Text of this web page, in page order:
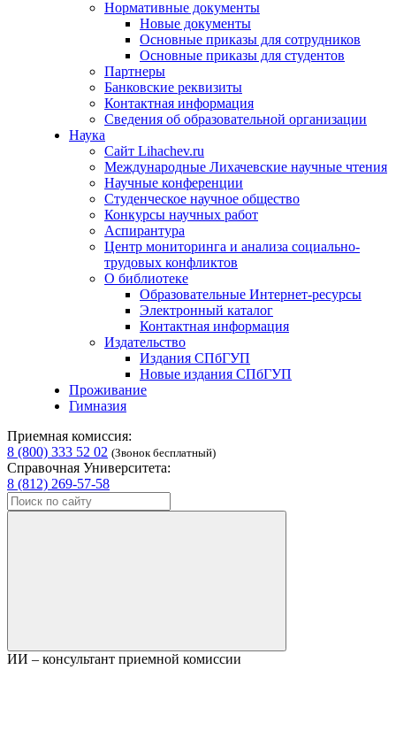
Нормативные документы
Новые документы
Основные приказы для сотрудников
Основные приказы для студентов
Партнеры
Банковские реквизиты
Контактная информация
Сведения об образовательной организации
Наука
Сайт Lihachev.ru
Международные Лихачевские научные чтения
Научные конференции
Студенческое научное общество
Конкурсы научных работ
Аспирантура
Центр мониторинга и анализа социально-
трудовых конфликтов
О библиотеке
Образовательные Интернет-ресурсы
Электронный каталог
Контактная информация
Издательство
Издания СПбГУП
Новые издания СПбГУП
Проживание
Гимназия
Приемная комиссия:
8 (800) 333 52 02 (Звонок бесплатный)
Справочная Университета:
8 (812) 269-57-58
ИИ – консультант приемной комиссии